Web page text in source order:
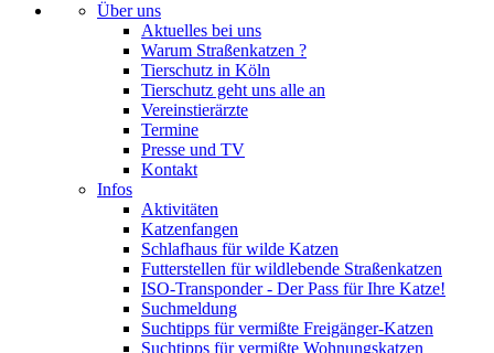
Über uns
Aktuelles bei uns
Warum Straßenkatzen ?
Tierschutz in Köln
Tierschutz geht uns alle an
Vereinstierärzte
Termine
Presse und TV
Kontakt
Infos
Aktivitäten
Katzenfangen
Schlafhaus für wilde Katzen
Futterstellen für wildlebende Straßenkatzen
ISO-Transponder - Der Pass für Ihre Katze!
Suchmeldung
Suchtipps für vermißte Freigänger-Katzen
Suchtipps für vermißte Wohnungskatzen